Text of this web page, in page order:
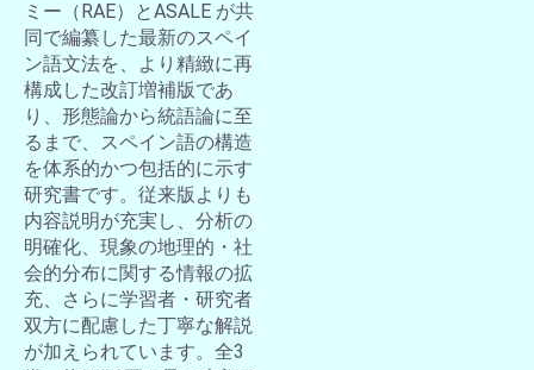
ミー（RAE）とASALE が共
同で編纂した最新のスペイ
ン語文法を、より精緻に再
構成した改訂増補版であ
り、形態論から統語論に至
るまで、スペイン語の構造
を体系的かつ包括的に示す
研究書です。従来版よりも
内容説明が充実し、分析の
明確化、現象の地理的・社
会的分布に関する情報の拡
充、さらに学習者・研究者
双方に配慮した丁寧な解説
が加えられています。全3